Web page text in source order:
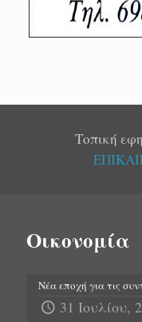
Τοπική
Οικονομία
Νέα εποχή για τις
31 Ιουλίου,